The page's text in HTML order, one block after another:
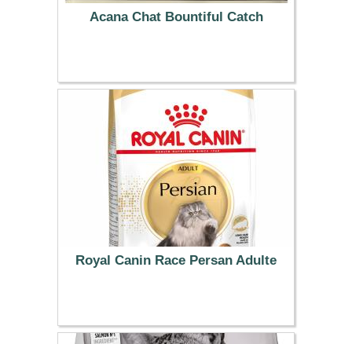
Acana Chat Bountiful Catch
38.99 €
Royal Canin Race Persan Adulte
33.99 €